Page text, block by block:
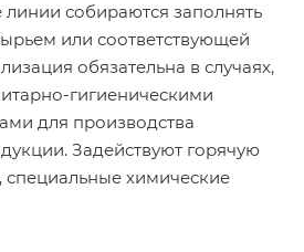
собираются заполнять
или соответствующей
обязательна в случаях,
гигиеническими
для производства
Задействуют горячую
специальные химические